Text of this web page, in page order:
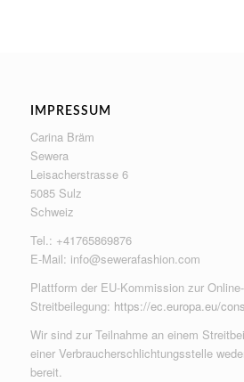
IMPRESSUM
Carina Bräm
Sewera
Leisacherstrasse 6
5085 Sulz
Schweiz
Tel.: +41765869876
E-Mail: info@sewerafashion.com
Plattform der EU-Kommission zur Online-
Streitbeilegung: https://ec.europa.eu/
Wir sind zur Teilnahme an einem
einer Verbraucherschlichtungsstelle
bereit.